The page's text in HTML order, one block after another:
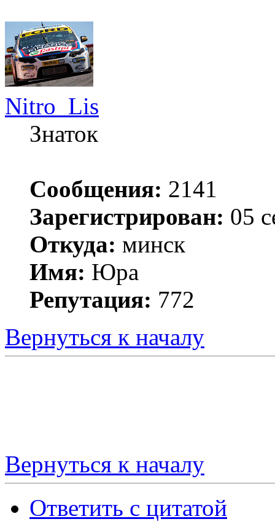
Nitro_Lis
Знаток
Сообщения: 2141
Зарегистрирован: 05
Откуда: минск
Имя: Юра
Репутация: 772
Вернуться к началу
Вернуться к началу
Ответить с цитатой